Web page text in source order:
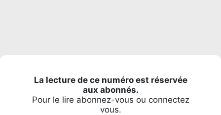
La lecture de ce numéro est réservée
aux abonnés.
Pour le lire abonnez-vous ou connectez
vous.